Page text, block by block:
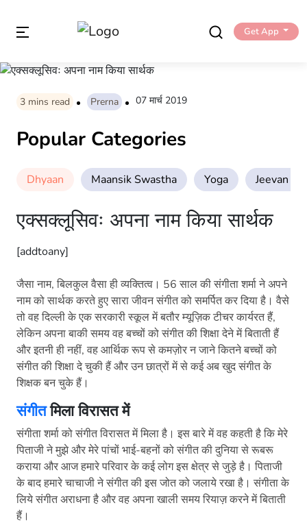
Get App
3 mins read Prerna 07 मार्च 2019
Popular Categories
Dhyaan Maansik Swastha Yoga Jeevan
एक्सक्लूसिवः अपना नाम किया सार्थक
[addtoany]
जैसा नाम, बिलकुल वैसा ही व्यक्तित्व। 56 साल की संगीता शर्मा ने अपने
नाम को सार्थक करते हुए सारा जीवन संगीत को समर्पित कर दिया है। वैसे
तो वह दिल्ली के एक सरकारी स्कूल में बतौर म्यूज़िक टीचर कार्यरत हैं,
लेकिन अपना बाकी समय वह बच्चों को संगीत की शिक्षा देने में बिताती हैं
और इतनी ही नहीं, वह आर्थिक रूप से कमज़ोर न जाने कितने बच्चों को
संगीत की शिक्षा दे चुकी हैं और उन छात्रों में से कई अब खुद संगीत के
शिक्षक बन चुके हैं।
संगीतमिला विरासत में
संगीता शर्मा को संगीत विरासत में मिला है। इस बारे में वह कहती है कि मेरे
पिताजी ने मुझे और मेरे पांचों भाई-बहनों को संगीत की दुनिया से रूबरू
कराया और आज हमारे परिवार के कई लोग इस क्षेत्र से जुड़े है। पिताजी
के बाद हमारे चाचाजी ने संगीत की इस जोत को जलाये रखा है। संगीता के
लिये संगीत अराधना है और वह अपना खाली समय रियाज़ करने में बिताती
हैं।